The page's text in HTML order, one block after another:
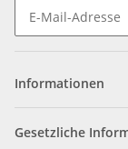
Informationen
Gesetzliche